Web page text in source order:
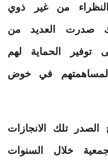
من غير ذوي
صدرت العديد من
توفير الحماية لهم
لمساهمتهم في خوض
الصدر تلك الانجازات
خلال السنوات